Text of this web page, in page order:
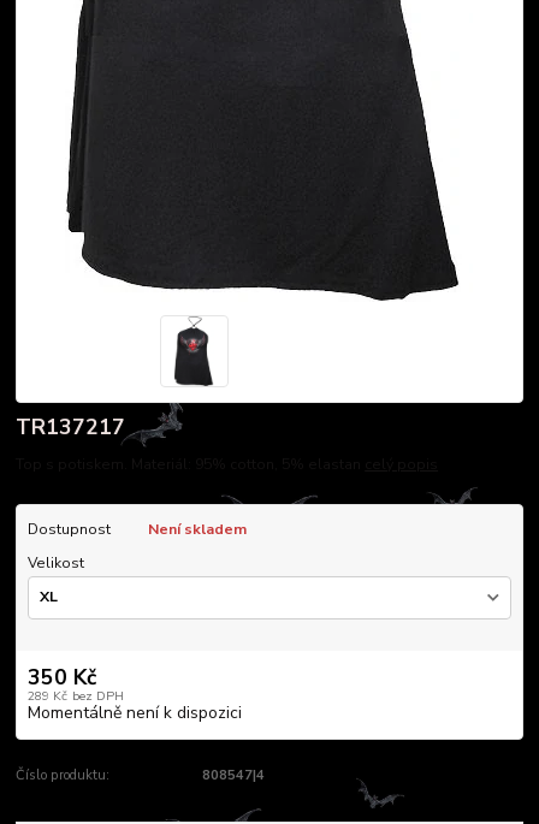
TR137217
Dostupnost
Není skladem
Velikost
350 Kč
289 Kč bez DPH
Momentálně není k dispozici
Číslo produktu: 808547|4